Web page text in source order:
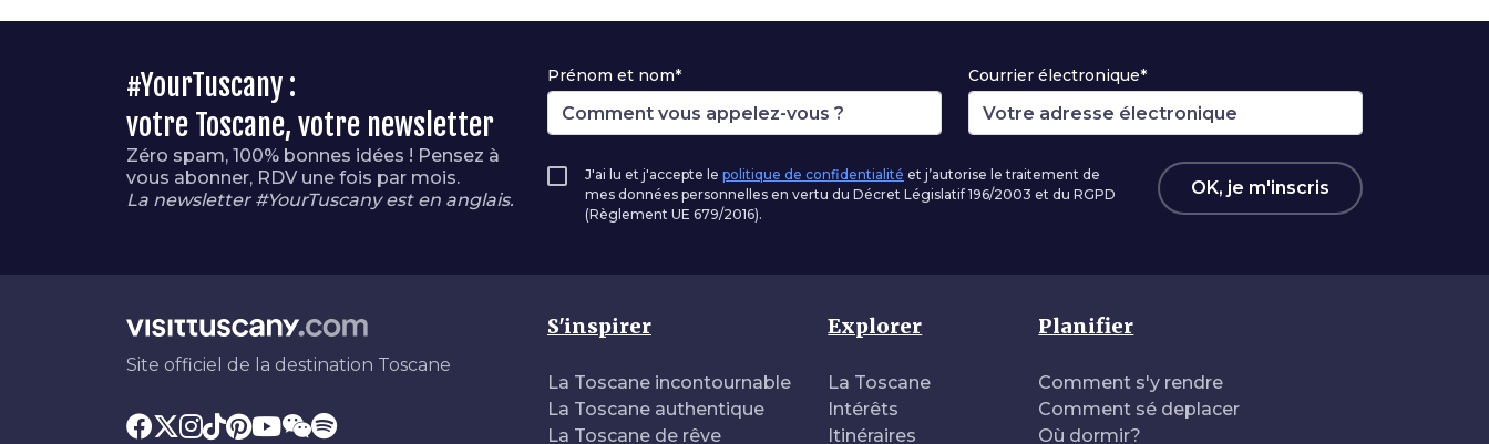
#YourTuscany :
votre Toscane, votre newsletter
Zéro spam, 100% bonnes idées ! Pensez à
vous abonner, RDV une fois par mois.
La newsletter #YourTuscany est en anglais.
Prénom et nom* Courrier électronique*
J'ai lu et j'accepte le politique de confidentialité et j’autorise le traitement de
mes données personnelles en vertu du Décret Législatif 196/2003 et du RGPD
(Règlement UE 679/2016).
OK, je m'inscris
Site officiel de la destination Toscane
S'inspirer
La Toscane incontournable
La Toscane authentique
La Toscane de rêve
Explorer
La Toscane
Intérêts
Itinéraires
Planifier
Comment s'y rendre
Comment sé deplacer
Où dormir?